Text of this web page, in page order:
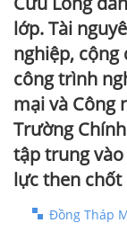
lớp. Tài
nghiệp, cộng
công trình
mại và Công
Trường
tập trung
lực then
Đồng Tháp